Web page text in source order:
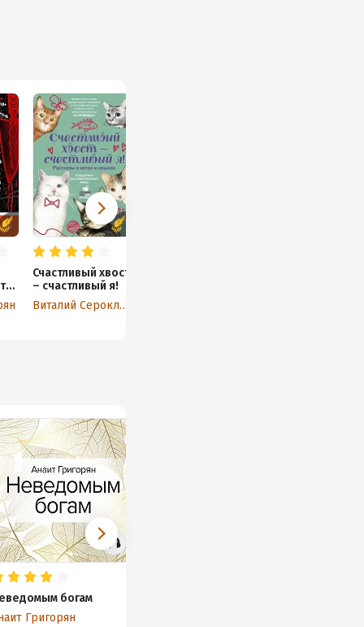
Счастливый хвост
– счастливый я!
Виталий Сероклинов
богам
Григорян